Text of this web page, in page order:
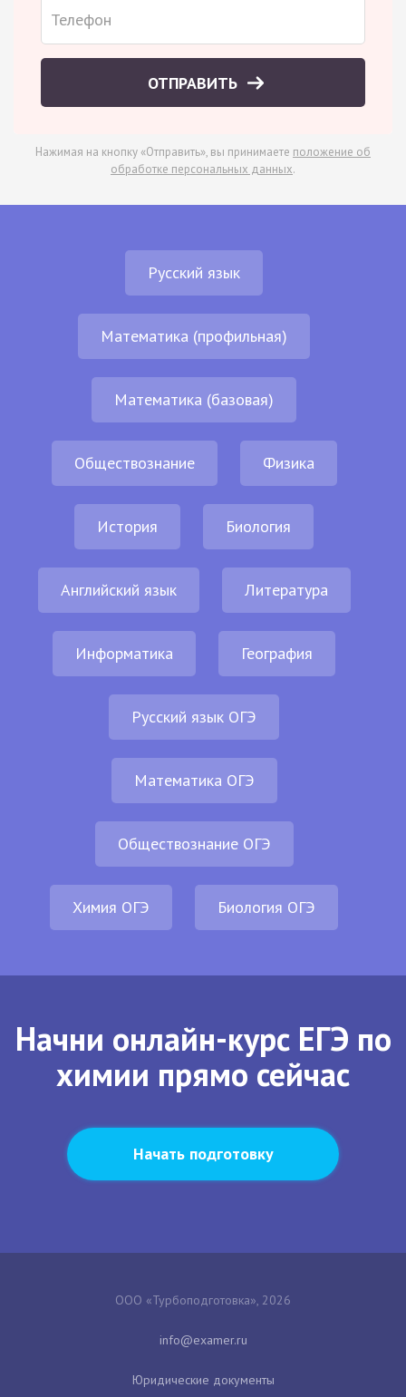
ОТПРАВИТЬ
Нажимая на кнопку «Отправить», вы принимаете положение об
обработке персональных данных.
Русский язык
Математика (профильная)
Математика (базовая)
Обществознание Физика
История Биология
Английский язык Литература
Информатика География
Русский язык ОГЭ
Математика ОГЭ
Обществознание ОГЭ
Химия ОГЭ Биология ОГЭ
Начни онлайн-курс ЕГЭ по
химии прямо сейчас
Начать подготовку
ООО «Турбоподготовка», 2026
Юридические документы